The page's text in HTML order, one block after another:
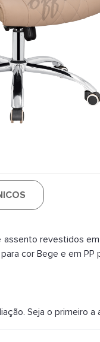
e assento
cor Bege e em PP
Seja o primeiro a